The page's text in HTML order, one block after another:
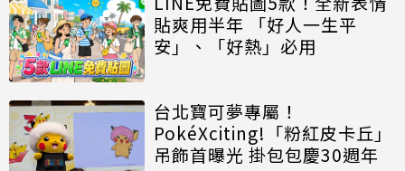
貼爽用半年 「好人一生平
安」、「好熱」必用
台北寶可夢專屬！
PokéXciting!「粉紅皮卡丘」
吊飾首曝光 掛包包慶30週年